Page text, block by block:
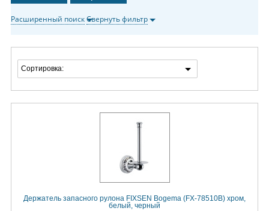
Расширенный поискСвернуть фильтр
Сортировка:
Держатель запасного рулона FIXSEN Bogema (FX-78510B) хром,
белый, черный